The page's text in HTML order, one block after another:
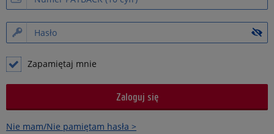
Zapamiętaj mnie
Nie mam/Nie pamiętam hasła >